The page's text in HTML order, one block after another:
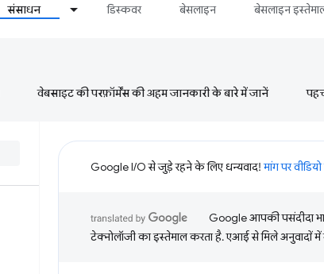
संसाधन डिस्कवर बेसलाइन बेसलाइन
वेबसाइट की परफ़ॉर्मेंस की अहम जानकारी के बारे में जानें
Google I/O से जुड़े रहने के लिए धन्यवाद!मांग पर
Google आपकी पसंदीदा
टेक्नोलॉजी का इस्तेमाल करता है. एआई से मिले अनुवादों में